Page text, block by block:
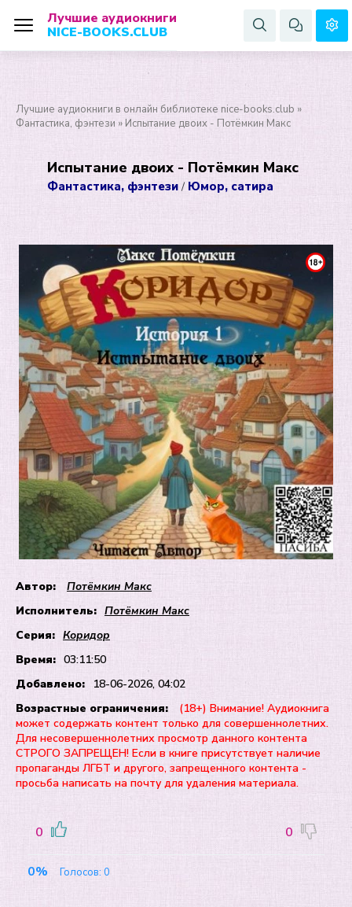
Лучшие аудиокниги
NICE-BOOKS.CLUB
Лучшие аудиокниги в онлайн библиотеке nice-books.club »
Фантастика, фэнтези » Испытание двоих - Потёмкин Макс
Испытание двоих - Потёмкин Макс
Фантастика, фэнтези/ Юмор, сатира
Автор:
Потёмкин Макс
Исполнитель: Потёмкин Макс
Серия: Коридор
Время: 03:11:50
Добавлено:
18-06-2026, 04:02
Возрастные ограничения:
(18+) Внимание! Аудиокнига
может содержать контент только для совершеннолетних.
Для несовершеннолетних просмотр данного контента
СТРОГО ЗАПРЕЩЕН! Если в книге присутствует наличие
пропаганды ЛГБТ и другого, запрещенного контента -
просьба написать на почту для удаления материала.
0 0
0% Голосов: 0